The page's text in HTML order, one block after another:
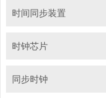
时间同步装置
时钟芯片
同步时钟